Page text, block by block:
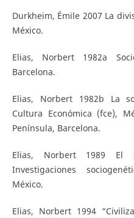
Durkheim, Émile 2007 La
México.
Elias, Norbert 1982a
Barcelona.
Elias, Norbert 1982b La
Cultura Económica (fce),
Península, Barcelona.
Elias, Norbert 1989 El
Investigaciones
México.
Elias, Norbert 1994